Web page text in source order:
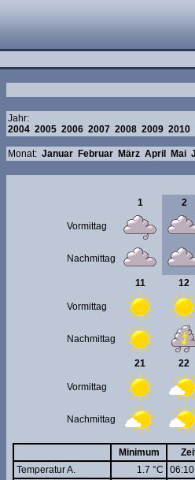
Jahr:
2004 2005 2006 2007 2008 2009 2010
Monat: Januar Februar März April Mai
1 2
Vormittag
Nachmittag
11 12
Vormittag
Nachmittag
21 22
Vormittag
Nachmittag
Minimum
Temperatur A.
1.7 °C